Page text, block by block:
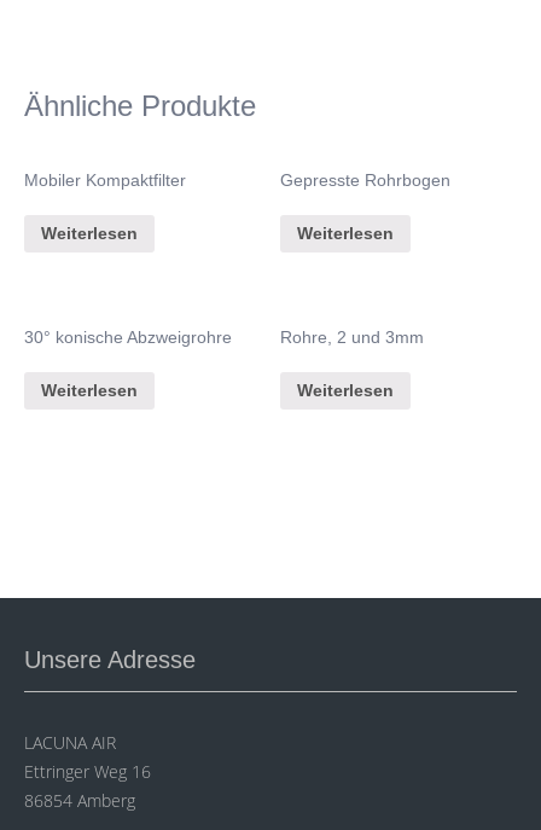
Ähnliche Produkte
Mobiler Kompaktfilter
Weiterlesen
Gepresste Rohrbogen
Weiterlesen
30° konische Abzweigrohre
Weiterlesen
Rohre, 2 und 3mm
Weiterlesen
Unsere Adresse
LACUNA AIR
Ettringer Weg 16
86854 Amberg